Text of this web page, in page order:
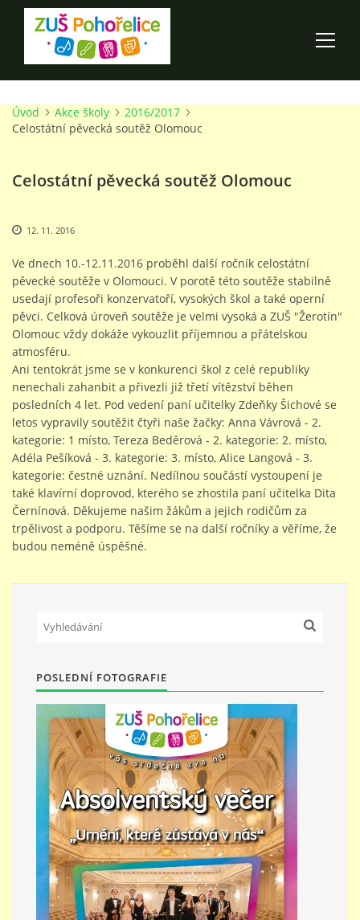
ÚVOD
O ŠKOLE
PRO RODIČE
TALENTOVÉ ZKOUŠKY
STUDIJNÍ OBORY
GALERIE
VIDEA - FILMOVÁ TVORBA
PEDAGOGICKÝ SBOR
KONTAKTY
PŘÍMĚSTSKÝ TÁBOR
MISS VÝTVARNÝ MODEL
ZAMĚSTNÁNÍ
DOTACE
Úvod Akce školy
2016/2017
Celostátní pěvecká soutěž Olomouc
Celostátní pěvecká soutěž Olomouc
12. 11. 2016
Ve dnech 10.-12.11.2016 proběhl další ročník celostátní
pěvecké soutěže v Olomouci. V porotě této soutěže stabilně
usedají profesoři konzervatoří, vysokých škol a také operní
pěvci. Celková úroveň soutěže je velmi vysoká a ZUŠ "Žerotín"
Olomouc vždy dokáže vykouzlit příjemnou a přátelskou
atmosféru.
Ani tentokrát jsme se v konkurenci škol z celé republiky
nenechali zahanbit a přivezli již třetí vítězství běhen
posledních 4 let. Pod vedení paní učitelky Zdeňky Šichové se
letos vypravily soutěžit čtyři naše žačky: Anna Vávrová - 2.
kategorie: 1 místo, Tereza Beděrová - 2. kategorie: 2. místo,
Adéla Pešíková - 3. kategorie: 3. místo, Alice Langová - 3.
kategorie: čestné uznání. Nedílnou součástí vystoupení je
také klavírní doprovod, kterého se zhostila paní učitelka Dita
Černínová. Děkujeme našim žákům a jejich rodičům za
trpělivost a podporu. Těšíme se na další ročníky a věříme, že
budou neméně úspěšné.
POSLEDNÍ FOTOGRAFIE